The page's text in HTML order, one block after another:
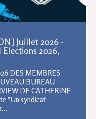
Juillet 2026 -
Elections 2026,
DES MEMBRES
BUREAU
DE CATHERINE
"Un syndicat